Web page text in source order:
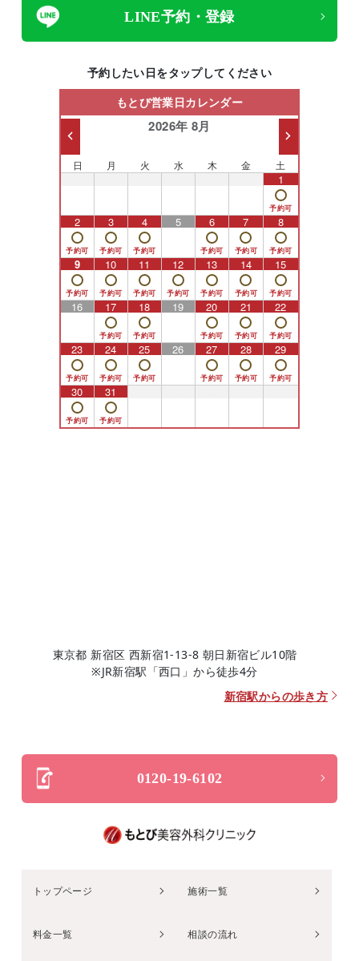
LINE予約・登録
予約したい日をタップしてください
もとび営業日カレンダー
2026年 8月
日 月 火 水 木 金 土
1
2 3 4 5 6 7 8
9 10 11 12 13 14 15
16 17 18 19 20 21 22
23 24 25 26 27 28 29
30 31
東京都 新宿区 西新宿1-13-8 朝日新宿ビル10階
※JR新宿駅「西口」から徒歩4分
新宿駅からの歩き方
0120-19-6102
トップページ 施術一覧
料金一覧 相談の流れ